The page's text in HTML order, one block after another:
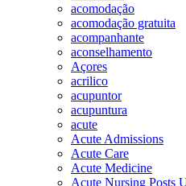
acomodação
acomodação gratuita
acompanhante
aconselhamento
Açores
acrilico
acupuntor
acupuntura
acute
Acute Admissions
Acute Care
Acute Medicine
Acute Nursing Posts